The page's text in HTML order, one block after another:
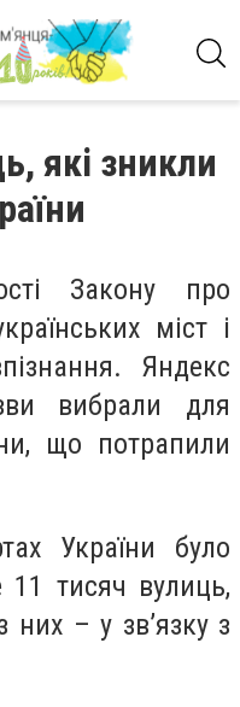
які зникли
Закону про
міст і
Яндекс
вибрали для
що потрапили
України було
11 тисяч вулиць,
них – у зв’язку з